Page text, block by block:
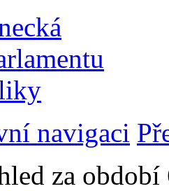
navigaci
za